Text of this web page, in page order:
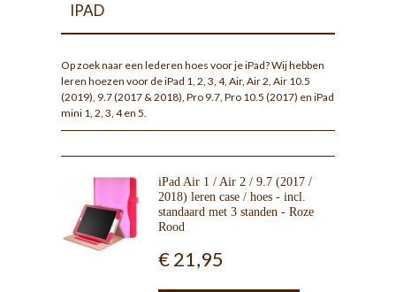
IPAD
Op zoek naar een lederen hoes voor je iPad? Wij hebben
leren hoezen voor de iPad 1, 2, 3, 4, Air, Air 2, Air 10.5
(2019), 9.7 (2017 & 2018), Pro 9.7, Pro 10.5 (2017) en iPad
mini 1, 2, 3, 4 en 5.
iPad Air 1 / Air 2 / 9.7 (2017 /
2018) leren case / hoes - incl.
standaard met 3 standen - Roze
Rood
€ 21,95